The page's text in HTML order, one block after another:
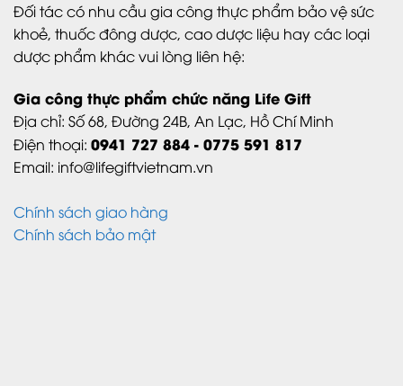
Đối tác có nhu cầu gia công thực phẩm bảo vệ sức
khoẻ, thuốc đông dược, cao dược liệu hay các loại
dược phẩm khác vui lòng liên hệ:
Gia công thực phẩm chức năng Life Gift
Địa chỉ: Số 68, Đường 24B, An Lạc, Hồ Chí Minh
Điện thoại: 0941 727 884 - 0775 591 817
Email: info@lifegiftvietnam.vn
Chính sách giao hàng
Chính sách bảo mật